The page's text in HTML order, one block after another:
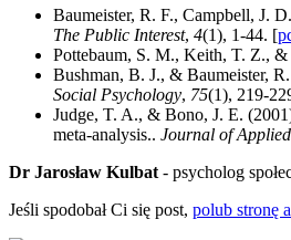
Baumeister, R. F., Campbell, J.
The Public Interest, 4(1), 1-44. [
Pottebaum, S. M., Keith, T. Z., &
Bushman, B. J., & Baumeister,
Social Psychology, 75(1), 219-
Judge, T. A., & Bono, J. E.
meta-analysis.. Journal of
Dr Jarosław Kulbat - psycholog
Jeśli spodobał Ci się post, polub stronę